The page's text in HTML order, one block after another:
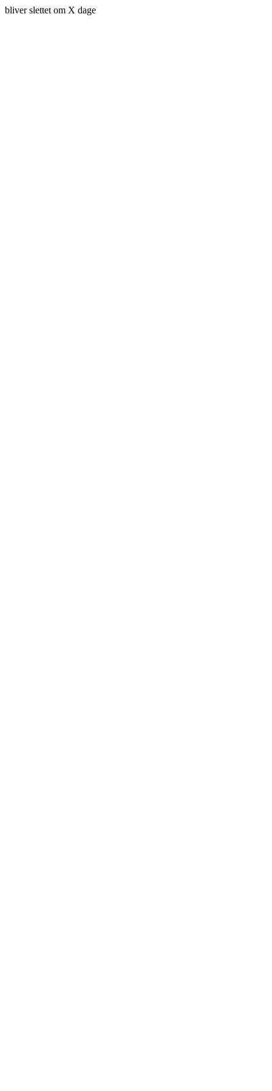
bliver slettet om X dage